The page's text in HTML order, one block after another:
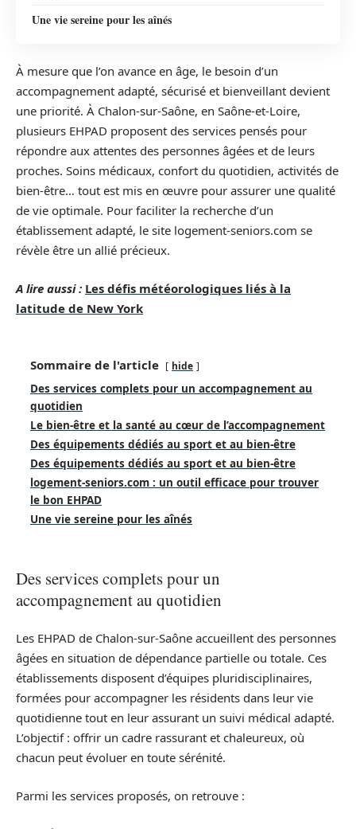
Une vie sereine pour les aînés
À mesure que l’on avance en âge, le besoin d’un
accompagnement adapté, sécurisé et bienveillant devient
une priorité. À Chalon-sur-Saône, en Saône-et-Loire,
plusieurs EHPAD proposent des services pensés pour
répondre aux attentes des personnes âgées et de leurs
proches. Soins médicaux, confort du quotidien, activités de
bien-être… tout est mis en œuvre pour assurer une qualité
de vie optimale. Pour faciliter la recherche d’un
établissement adapté, le site logement-seniors.com se
révèle être un allié précieux.
A lire aussi : Les défis météorologiques liés à la
latitude de New York
Sommaire de l'article hide
Des services complets pour un accompagnement au
quotidien
Le bien-être et la santé au cœur de l’accompagnement
Des équipements dédiés au sport et au bien-être
Des équipements dédiés au sport et au bien-être
logement-seniors.com : un outil efficace pour trouver
le bon EHPAD
Une vie sereine pour les aînés
Des services complets pour un
accompagnement au quotidien
Les EHPAD de Chalon-sur-Saône accueillent des personnes
âgées en situation de dépendance partielle ou totale. Ces
établissements disposent d’équipes pluridisciplinaires,
formées pour accompagner les résidents dans leur vie
quotidienne tout en leur assurant un suivi médical adapté.
L’objectif : offrir un cadre rassurant et chaleureux, où
chacun peut évoluer en toute sérénité.
Parmi les services proposés, on retrouve :